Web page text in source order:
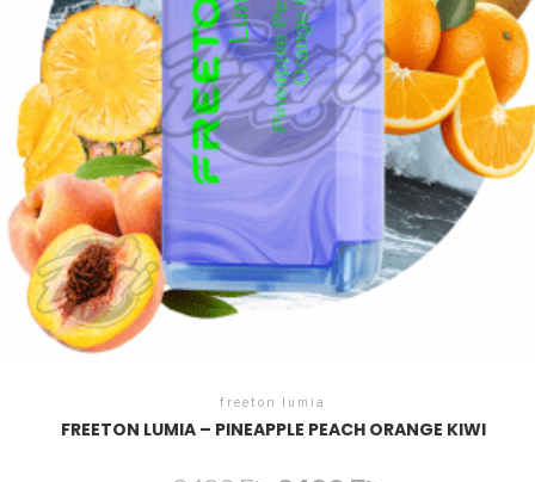
freeton lumia
FREETON LUMIA – PINEAPPLE PEACH ORANGE KIWI